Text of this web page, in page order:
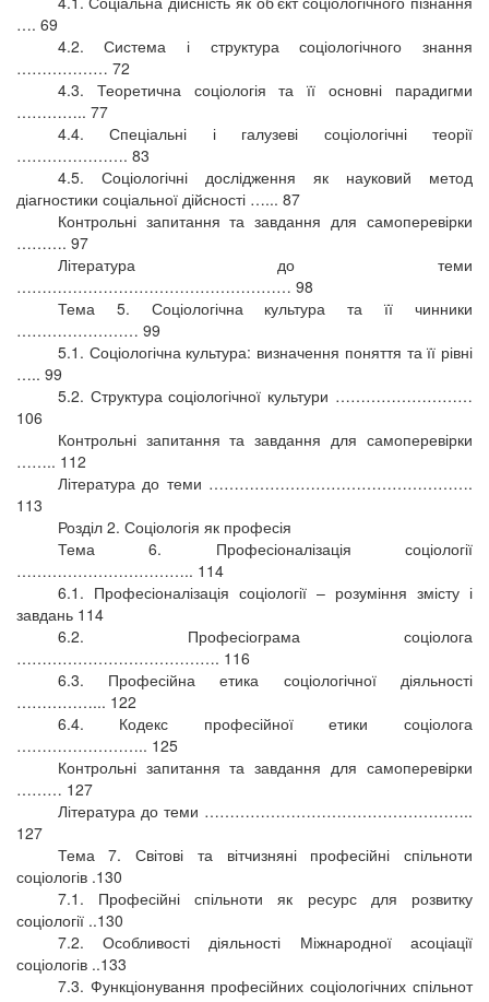
…. 69
4.2. Система і структура соціологічного знання
……………… 72
4.3. Теоретична соціологія та її основні парадигми
………….. 77
4.4. Спеціальні і галузеві соціологічні теорії
…………………. 83
4.5. Соціологічні дослідження як науковий метод
діагностики соціальної дійсності …... 87
Контрольні запитання та завдання для самоперевірки
………. 97
Література до теми
……………………………………………… 98
Тема 5. Соціологічна культура та її чинники
…………………… 99
5.1. Соціологічна культура: визначення поняття та її рівні
….. 99
5.2. Структура соціологічної культури ………………………
106
Контрольні запитання та завдання для самоперевірки
…….. 112
Література до теми …………………………………………….
113
Розділ 2. Соціологія як професія
Тема 6. Професіоналізація соціології
…………………………….. 114
6.1. Професіоналізація соціології – розуміння змісту і
завдань 114
6.2. Професіограма соціолога
…………………………………. 116
6.3. Професійна етика соціологічної діяльності
……………... 122
6.4. Кодекс професійної етики соціолога
…………………….. 125
Контрольні запитання та завдання для самоперевірки
……… 127
Література до теми ……………………………………………..
127
Тема 7. Світові та вітчизняні професійні спільноти
соціологів .130
7.1. Професійні спільноти як ресурс для розвитку
соціології ..130
7.2. Особливості діяльності Міжнародної асоціації
соціологів ..133
7.3. Функціонування професійних соціологічних спільнот